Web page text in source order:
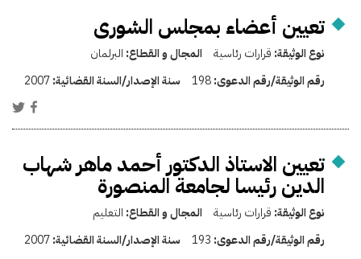
تعيين أعضاء بمجلس الشورى
نوع الوثيقة: قرارات رئاسية المجال و القطاع: البرلمان
رقم الوثيقة/رقم الدعوى:198 سنة الإصدار/السنة القضائية:2007
تعيين الاستاذ الدكتور أحمد ماهر شهاب
الدين رئيسا لجامعة المنصورة
نوع الوثيقة: قرارات رئاسية المجال و القطاع: التعليم
رقم الوثيقة/رقم الدعوى: 193 سنة الإصدار/السنة القضائية:2007